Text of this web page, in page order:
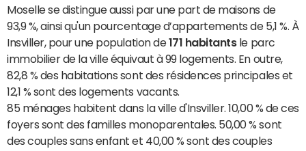
Moselle se distingue aussi par une part de maisons de
93,9 %, ainsi qu'un pourcentage d’appartements de 5,1 %. À
Insviller, pour une population de171 habitantsle parc
immobilier de la ville équivaut à 99 logements. En outre,
82,8 % des habitations sont des résidences principales et
12,1 % sont des logements vacants.
85 ménages habitent dans la ville d'Insviller. 10,00 % de ces
foyers sont des familles monoparentales. 50,00 % sont
des couples sans enfant et 40,00 % sont des couples